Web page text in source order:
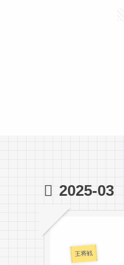
2025-03
王将戦